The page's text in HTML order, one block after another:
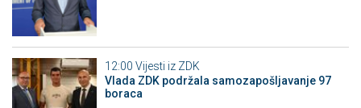
12:00 Vijesti iz ZDK
Vlada ZDK podržala samozapošljavanje 97
boraca